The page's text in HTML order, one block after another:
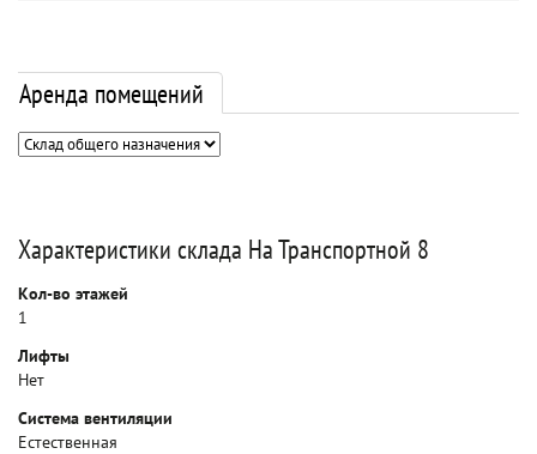
Аренда помещений
Характеристики склада На Транспортной 8
Кол-во этажей
1
Лифты
Нет
Система вентиляции
Естественная